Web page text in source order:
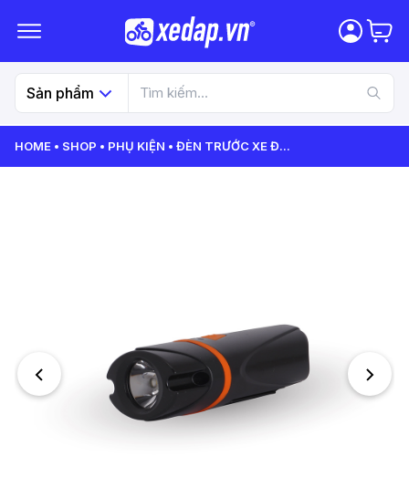
Sản phẩm
HOME SHOP PHỤ KIỆN ĐÈN TRƯỚC XE Đ...